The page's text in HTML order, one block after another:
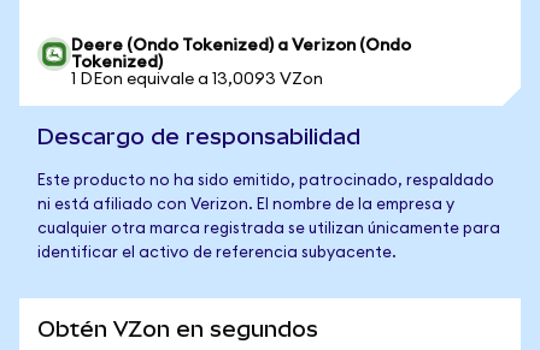
Deere (Ondo Tokenized) a Verizon (Ondo
Tokenized)
1 DEon equivale a 13,0093 VZon
Descargo de responsabilidad
Este producto no ha sido emitido, patrocinado, respaldado
ni está afiliado con Verizon. El nombre de la empresa y
cualquier otra marca registrada se utilizan únicamente para
identificar el activo de referencia subyacente.
Obtén VZon en segundos